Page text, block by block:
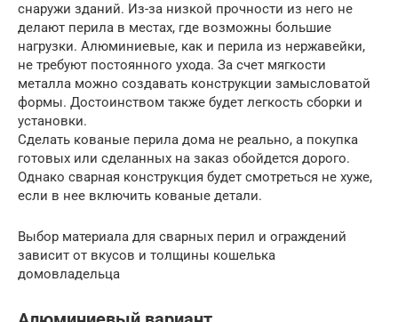
снаружи зданий. Из-за низкой прочности из него не
делают перила в местах, где возможны большие
нагрузки. Алюминиевые, как и перила из нержавейки,
не требуют постоянного ухода. За счет мягкости
металла можно создавать конструкции замысловатой
формы. Достоинством также будет легкость сборки и
установки.
Сделать кованые перила дома не реально, а покупка
готовых или сделанных на заказ обойдется дорого.
Однако сварная конструкция будет смотреться не хуже,
если в нее включить кованые детали.
Выбор материала для сварных перил и ограждений
зависит от вкусов и толщины кошелька
домовладельца